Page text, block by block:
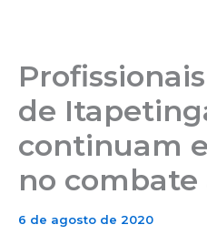
de
continuam
no combate
6 de agosto de 2020